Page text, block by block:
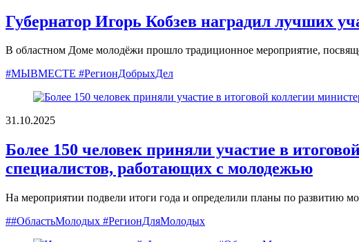
Губернатор Игорь Кобзев наградил лучших
В областном Доме молодёжи прошло традиционное мероприятие,
#МЫВМЕСТЕ #РегионДобрыхДел
31.10.2025
Более 150 человек приняли участие в
специалистов, работающих с молодежью
На мероприятии подвели итоги года и определили планы по развитию
##ОбластьМолодых #РегионДляМолодых